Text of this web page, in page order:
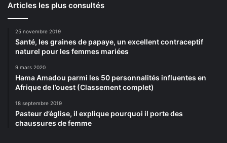
Articles les plus consultés
25 novembre 2019
Santé, les graines de papaye, un excellent contraceptif
naturel pour les femmes mariées
9 mars 2020
Hama Amadou parmi les 50 personnalités influentes en
Afrique de l’ouest (Classement complet)
18 septembre 2019
Pasteur d’église, il explique pourquoi il porte des
chaussures de femme